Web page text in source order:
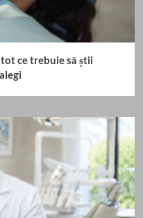
ce trebuie să știi